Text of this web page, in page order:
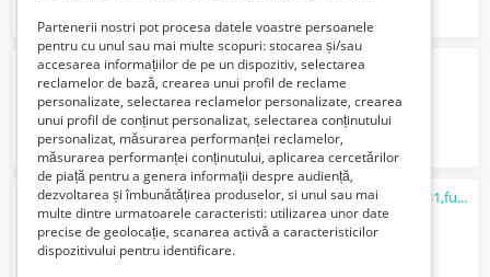
LEA 20 KV
72636 Lei
Nissan Leaf Tekna Special,garantie 05/2031,full options,40KWh
19500 Euro €
Partenerii nostri pot procesa datele voastre persoanele
pentru cu unul sau mai multe scopuri: stocarea și/sau
accesarea informațiilor de pe un dispozitiv, selectarea
reclamelor de bază, crearea unui profil de reclame
personalizate, selectarea reclamelor personalizate, crearea
unui profil de conținut personalizat, selectarea conținutului
personalizat, măsurarea performanței reclamelor,
măsurarea performanței conținutului, aplicarea cercetărilor
de piață pentru a genera informații despre audiență,
dezvoltarea și îmbunătățirea produselor, si unul sau mai
multe dintre urmatoarele caracteristi: utilizarea unor date
precise de geolocație, scanarea activă a caracteristicilor
dispozitivului pentru identificare.